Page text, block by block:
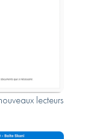
lecteurs